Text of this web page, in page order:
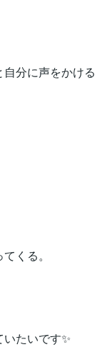
分に声をかける
くる。
たいです✨